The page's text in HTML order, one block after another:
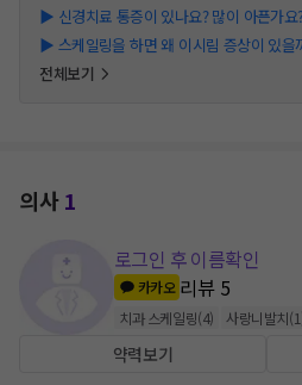
▶ 신경치료 통증이 있나요? 많이 아픈가
▶ 스케일링을 하면 왜 이시림 증상이 있을
전체보기
의사1
로그인 후 이름확인
카카오 리뷰 5
치과 스케일링(4) 사랑니발치(1
약력보기